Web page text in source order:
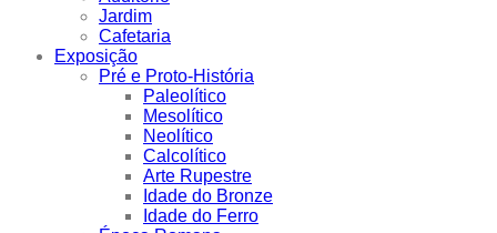
Jardim
Cafetaria
Exposição
Pré e Proto-História
Paleolítico
Mesolítico
Neolítico
Calcolítico
Arte Rupestre
Idade do Bronze
Idade do Ferro